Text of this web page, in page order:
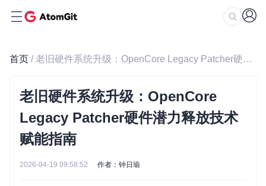
首页 / 老旧硬件系统升级：OpenCore Legacy Patcher硬件潜力释放技术赋能指南
老旧硬件系统升级：OpenCore
Legacy Patcher硬件潜力释放技术
赋能指南
2026-04-19 09:58:52 作者：钟日瑜